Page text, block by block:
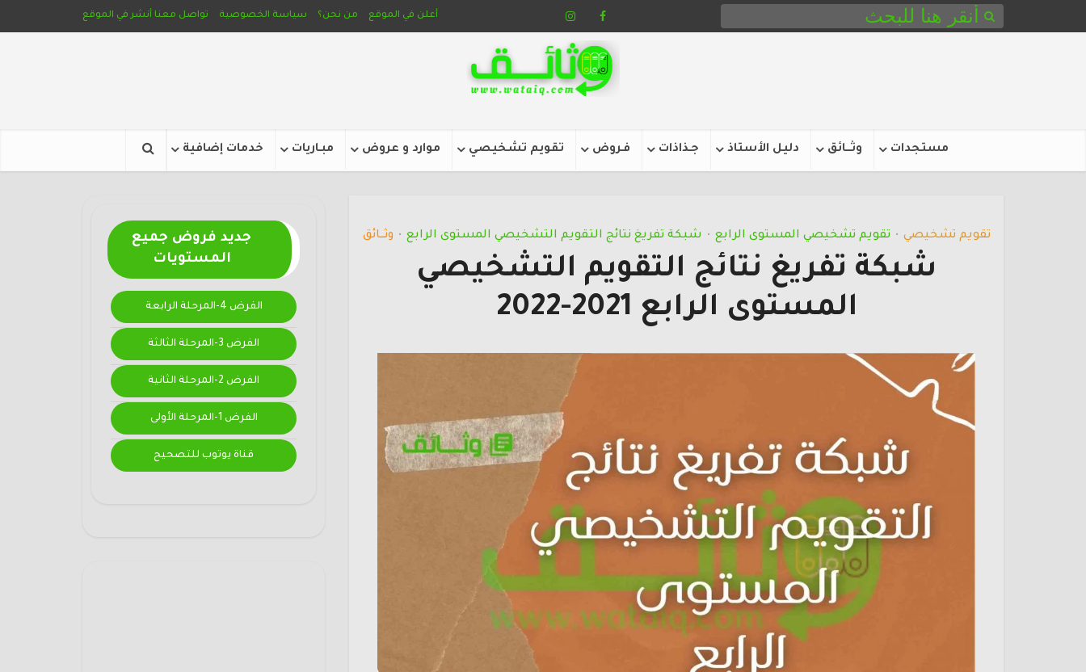
أعلن في الموقع من نحن؟ سياسة الخصوصية تواصل معنا أنشر في الموقع
مستجدات وثـــائق دليل الأستاذ جـذاذات فـروض تقويم تشخيصي موارد و عروض مبـاريات خدمات إضافية
جديد فروض جميع
المستويات
الفرض 4-المرحلة الرابعة
الفرض 3-المرحلة الثالثة
الفرض 2-المرحلة الثانية
الفرض 1-المرحلة الأولى
قناة يوتوب للتصحيح
تقويم تشخيصي • تقويم تشخيصي المستوى الرابع • شبكة تفريغ نتائج التقويم التشخيصي المستوى الرابع • وثـــائق
شبكة تفريغ نتائج التقويم التشخيصي
المستوى الرابع 2021-2022